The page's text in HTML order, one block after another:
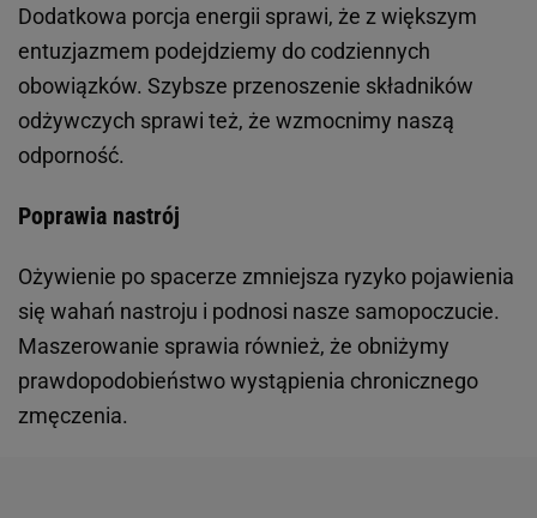
Dodatkowa porcja energii sprawi, że z większym
entuzjazmem podejdziemy do codziennych
obowiązków. Szybsze przenoszenie składników
odżywczych sprawi też, że wzmocnimy naszą
odporność.
Poprawia nastrój
Ożywienie po spacerze zmniejsza ryzyko pojawienia
się wahań nastroju i podnosi nasze samopoczucie.
Maszerowanie sprawia również, że obniżymy
prawdopodobieństwo wystąpienia chronicznego
zmęczenia.